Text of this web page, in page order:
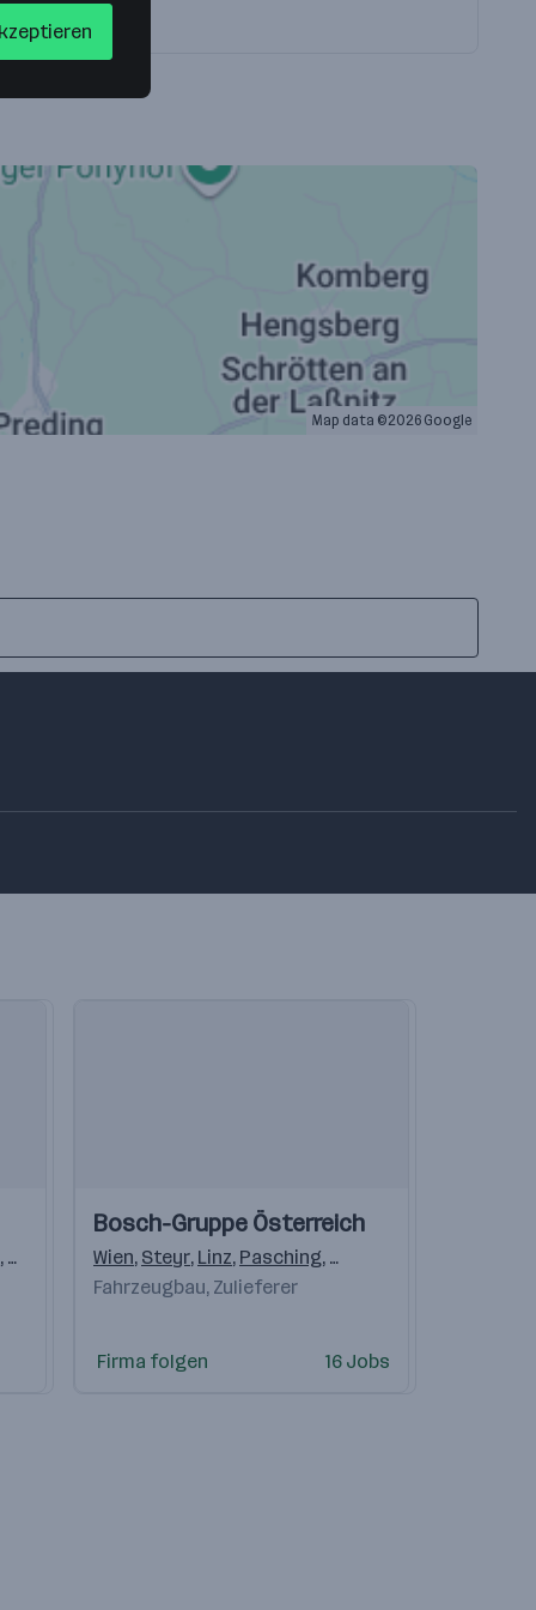
Map data ©2026 Google
, Salzburg Pölten,Linz,Kematen,Sulz
Videos
Einblicke
Einblicke
Bosch-Gruppe Österreich
Wien, Steyr, Linz, Pasching, Bischofshofen
Fahrzeugbau, Zulieferer
Firma folgen 16 Jobs